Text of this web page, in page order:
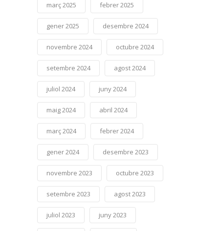
març 2025 febrer 2025
gener 2025 desembre 2024
novembre 2024 octubre 2024
setembre 2024 agost 2024
juliol 2024 juny 2024
maig 2024 abril 2024
març 2024 febrer 2024
gener 2024 desembre 2023
novembre 2023 octubre 2023
setembre 2023 agost 2023
juliol 2023 juny 2023